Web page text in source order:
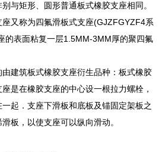
与矩形、圆形普通板式橡胶支座相同。
又称为四氟滑板式支座(GJZFGYZF4系
的表面粘复一层1.5MM-3MM厚的聚四氟
建筑板式橡胶支座衍生品种：板式橡胶
是在橡胶支座的中心设一根拉力螺栓，
起．支座下滑板和底板及锚固定架板之
板，以使支座可以纵向滑动。